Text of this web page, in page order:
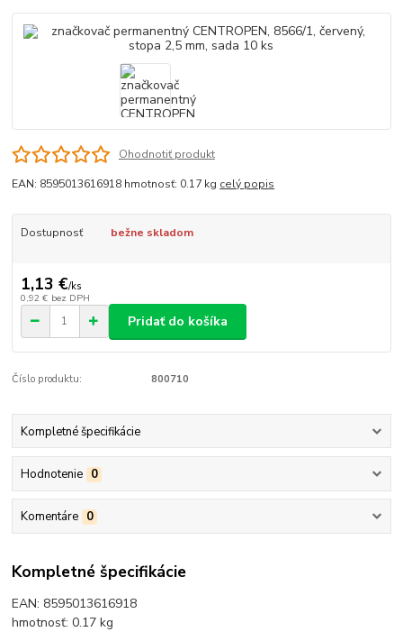
Ohodnotiť produkt
EAN: 8595013616918 hmotnosť: 0.17 kg celý popis
Dostupnosť bežne skladom
1,13 €/ks
0,92 € bez DPH
Pridať do košíka
Číslo produktu: 800710
Kompletné špecifikácie
Hodnotenie 0
Komentáre 0
Kompletné špecifikácie
EAN: 8595013616918
hmotnosť: 0.17 kg